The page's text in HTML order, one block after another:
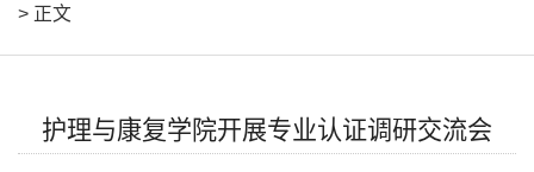
> 正文
护理与康复学院开展专业认证调研交流会